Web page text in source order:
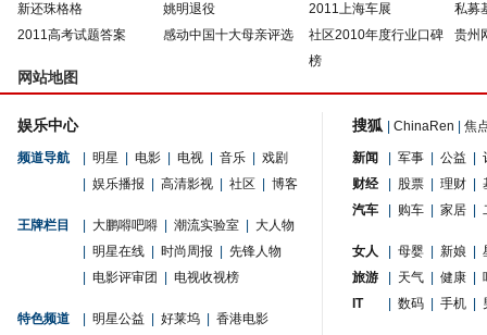
新还珠格格
姚明退役 2011上海车展
私募
2011高考试题答案
感动中国十大母亲评选
社区2010年度行业口碑
榜
贵州
网站地图
娱乐中心
频道导航 明星 电影 电视 音乐
戏剧
娱乐播报 高清影视 社区 博客
王牌栏目 大鹏嘚吧嘚 潮流实验室
大人物
明星在线 时尚周报
先锋人物
电影评审团 电视收视榜
特色频道 明星公益 好莱坞
香港电影
搜狐 ChinaRen 焦
新闻 军事 公益
财经
股票 理财
汽车
购车 家居
女人 母婴 新娘
旅游
天气 健康
IT
数码 手机